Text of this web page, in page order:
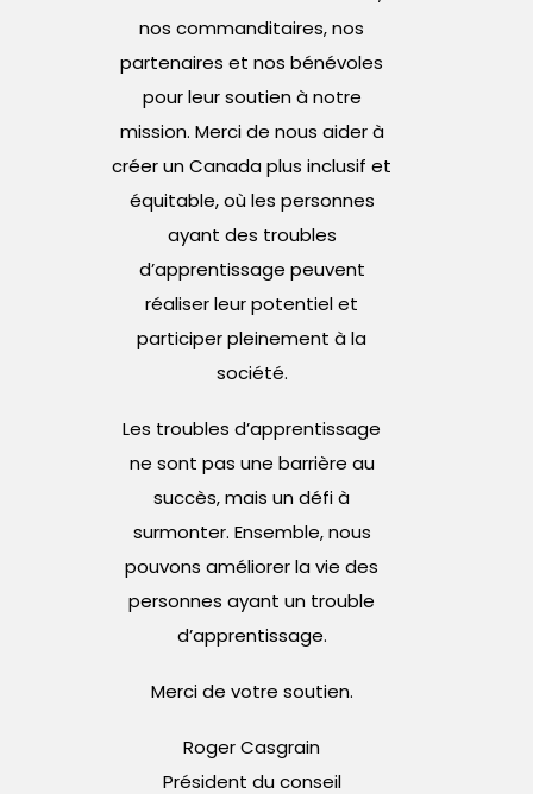
nos commanditaires, nos
partenaires et nos bénévoles
pour leur soutien à notre
mission. Merci de nous aider à
créer un Canada plus inclusif et
équitable, où les personnes
ayant des troubles
d’apprentissage peuvent
réaliser leur potentiel et
participer pleinement à la
société.
Les troubles d’apprentissage
ne sont pas une barrière au
succès, mais un défi à
surmonter. Ensemble, nous
pouvons améliorer la vie des
personnes ayant un trouble
d’apprentissage.
Merci de votre soutien.
Roger Casgrain
Président du conseil